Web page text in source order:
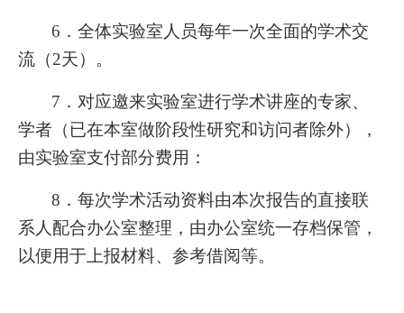
6 ．全体实验室人员每年一次全面的学术交
流（2天）。
7 ．对应邀来实验室进行学术讲座的专家、
学者（已在本室做阶段性研究和访问者除外），
由实验室支付部分费用：
8 ．每次学术活动资料由本次报告的直接联
系人配合办公室整理，由办公室统一存档保管，
以便用于上报材料、参考借阅等。